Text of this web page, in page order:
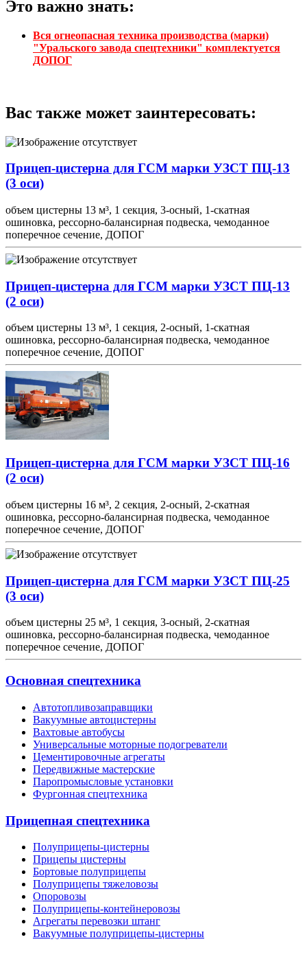
Это важно знать:
Вся огнеопасная техника производства (марки)
"Уральского завода спецтехники" комплектуется
ДОПОГ
Вас также может заинтересовать:
Прицеп-цистерна для ГСМ марки УЗСТ ПЦ-13
(3 оси)
объем цистерны 13 м³, 1 секция, 3-осный, 1-скатная
ошиновка, рессорно-балансирная подвеска, чемоданное
поперечное сечение, ДОПОГ
Прицеп-цистерна для ГСМ марки УЗСТ ПЦ-13
(2 оси)
объем цистерны 13 м³, 1 секция, 2-осный, 1-скатная
ошиновка, рессорно-балансирная подвеска, чемоданное
поперечное сечение, ДОПОГ
Прицеп-цистерна для ГСМ марки УЗСТ ПЦ-16
(2 оси)
объем цистерны 16 м³, 2 секция, 2-осный, 2-скатная
ошиновка, рессорно-балансирная подвеска, чемоданное
поперечное сечение, ДОПОГ
Прицеп-цистерна для ГСМ марки УЗСТ ПЦ-25
(3 оси)
объем цистерны 25 м³, 1 секция, 3-осный, 2-скатная
ошиновка, рессорно-балансирная подвеска, чемоданное
поперечное сечение, ДОПОГ
Основная спецтехника
Автотопливозаправщики
Вакуумные автоцистерны
Вахтовые автобусы
Универсальные моторные подогреватели
Цементировочные агрегаты
Передвижные мастерские
Паропромысловые установки
Фургонная спецтехника
Прицепная спецтехника
Полуприцепы-цистерны
Прицепы цистерны
Бортовые полуприцепы
Полуприцепы тяжеловозы
Опоровозы
Полуприцепы-контейнеровозы
Агрегаты перевозки штанг
Вакуумные полуприцепы-цистерны